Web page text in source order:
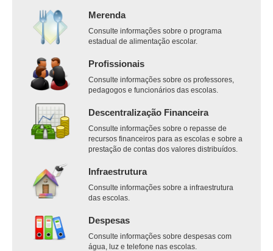
Merenda
Consulte informações sobre o programa
estadual de alimentação escolar.
Profissionais
Consulte informações sobre os professores,
pedagogos e funcionários das escolas.
Descentralização Financeira
Consulte informações sobre o repasse de
recursos financeiros para as escolas e sobre a
prestação de contas dos valores distribuídos.
Infraestrutura
Consulte informações sobre a infraestrutura
das escolas.
Despesas
Consulte informações sobre despesas com
água, luz e telefone nas escolas.